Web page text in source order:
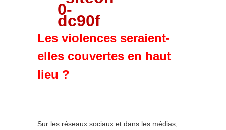
Les violences seraient-
elles couvertes en haut
lieu ?
Sur les réseaux sociaux et dans les médias,